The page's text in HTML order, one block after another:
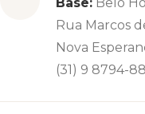
Rua Marcos
Nova
(31) 9 8794-